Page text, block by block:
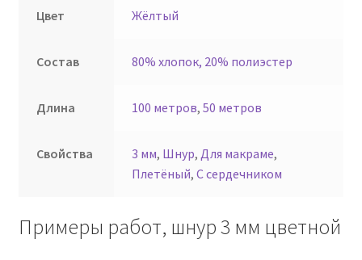
Цвет Жёлтый
Состав 80% хлопок, 20% полиэстер
Длина 100 метров,50 метров
Свойства 3 мм, Шнур, Для макраме,
Плетёный,С сердечником
Примеры работ, шнур 3 мм цветной